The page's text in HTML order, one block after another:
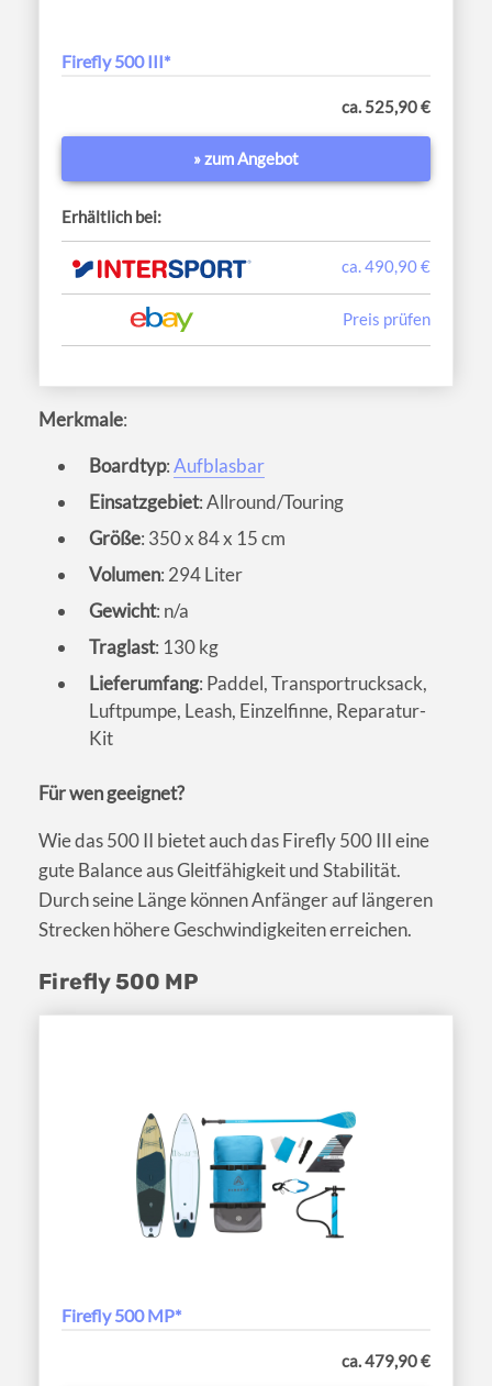
Firefly 500 III*
ca. 525,90 €
» zum Angebot
Erhältlich bei:
ca. 490,90 €
Preis prüfen
Merkmale:
Boardtyp:Aufblasbar
Einsatzgebiet: Allround/Touring
Größe: 350 x 84 x 15 cm
Volumen: 294 Liter
Gewicht: n/a
Traglast: 130 kg
Lieferumfang: Paddel, Transportrucksack,
Luftpumpe, Leash, Einzelfinne, Reparatur-
Kit
Für wen geeignet?
Wie das 500 II bietet auch das Firefly 500 III eine
gute Balance aus Gleitfähigkeit und Stabilität.
Durch seine Länge können Anfänger auf längeren
Strecken höhere Geschwindigkeiten erreichen.
Firefly 500 MP
Firefly 500 MP*
ca. 479,90 €